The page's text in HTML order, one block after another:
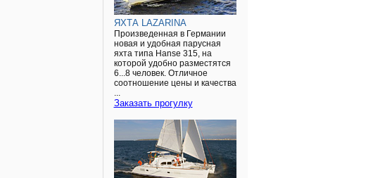
ЯХТА LAZARINA
Произведенная в Германии
новая и удобная парусная
яхта типа Hanse 315, на
которой удобно разместятся
6...8 человек. Отличное
соотношение цены и качества
Заказать прогулку